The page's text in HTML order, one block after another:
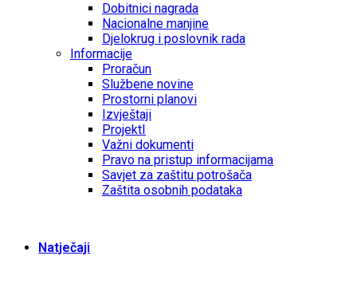
Dobitnici nagrada
Nacionalne manjine
Djelokrug i poslovnik rada
Informacije
Proračun
Službene novine
Prostorni planovi
Izvještaji
ProjektI
Važni dokumenti
Pravo na pristup informacijama
Savjet za zaštitu potrošača
Zaštita osobnih podataka
Natječaji